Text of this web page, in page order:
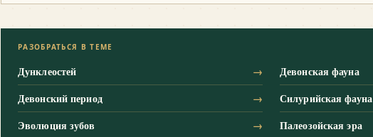
РАЗОБРАТЬСЯ В ТЕМЕ
Дунклеостей → Девонская фауна
Девонский период
→ Силурийская фауна
Эволюция зубов
→ Палеозойская эра